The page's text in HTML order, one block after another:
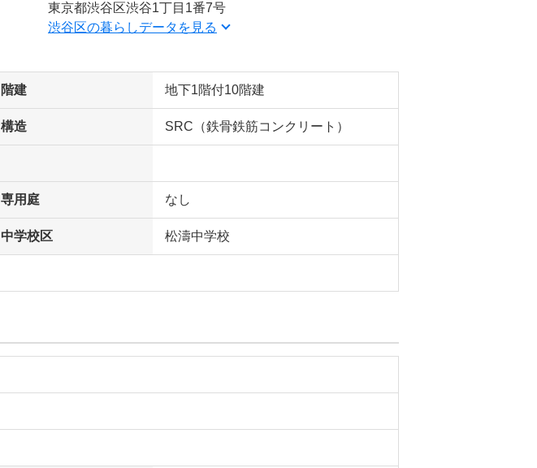
東京都渋谷区渋谷1丁目1番7号
渋谷区の暮らしデータを見る
階建 地下1階付10階建
構造 SRC（鉄骨鉄筋コンクリート）
専用庭 なし
中学校区 松濤中学校